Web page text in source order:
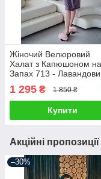
Жіночий Велюровий
Халат з Капюшоном на
Запах 713 -
(2XL - 3XL)
1 295 ₴ 1 850 ₴
Купити
Акційні
–30%